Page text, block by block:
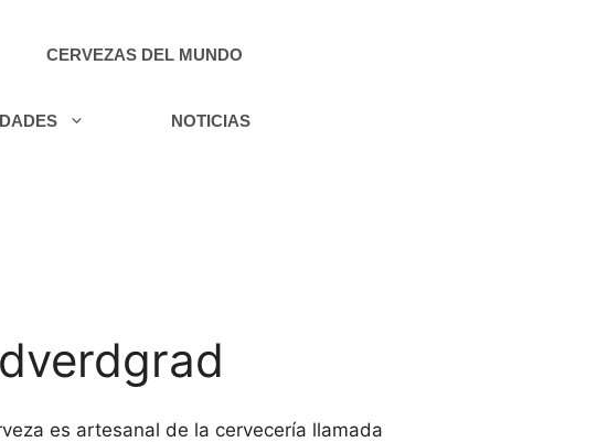
CERVEZAS DEL MUNDO
NOTICIAS
es artesanal de la cervecería llamada